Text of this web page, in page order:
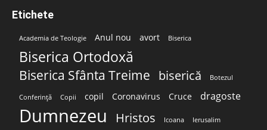
Etichete
Academia de Teologie Anul nou avort Biserica
Biserica Ortodoxă
Biserica Sfânta Treime biserică Botezul
Conferință Copii copil Coronavirus Cruce dragoste
Dumnezeu Hristos Icoana Ierusalim